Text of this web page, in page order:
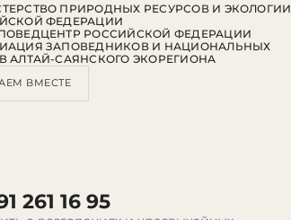
261 16 95
ПРИРОДНЫХ РЕСУРСОВ И ЭКОЛОГИИ
ФЕДЕРАЦИИ
РОССИЙСКОЙ ФЕДЕРАЦИИ
ЗАПОВЕДНИКОВ И НАЦИОНАЛЬНЫХ
АЛТАЙ-САЯНСКОГО ЭКОРЕГИОНА
ВМЕСТЕ